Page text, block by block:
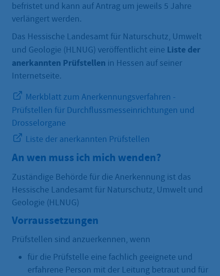
befristet und kann auf Antrag um jeweils 5 Jahre
verlängert werden.
Das Hessische Landesamt für Naturschutz, Umwelt
und Geologie (HLNUG) veröffentlicht eine Liste der
anerkannten Prüfstellen in Hessen auf seiner
Internetseite.
Merkblatt zum Anerkennungsverfahren -
Prüfstellen für Durchflussmesseinrichtungen und
Drosselorgane
Liste der anerkannten Prüfstellen
An wen muss ich mich wenden?
Zuständige Behörde für die Anerkennung ist das
Hessische Landesamt für Naturschutz, Umwelt und
Geologie (HLNUG)
Vorraussetzungen
Prüfstellen sind anzuerkennen, wenn
für die Prüfstelle eine fachlich geeignete und
erfahrene Person mit der Leitung betraut und für